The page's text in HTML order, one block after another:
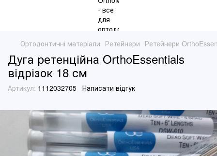
Ортодонтичні матеріали Ретейнери Ретейнери
Дуга ретенційна OrthoEssentials
відрізок 18 см
Артикул: 1112032705 Написати відгук